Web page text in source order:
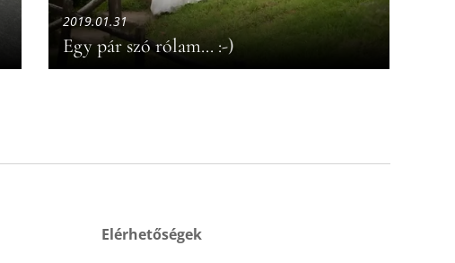
2019.01.31
Egy pár szó rólam... :-)
Elérhetőségek